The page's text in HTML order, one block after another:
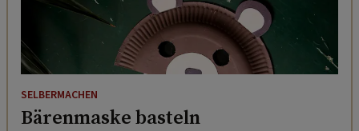
SELBERMACHEN
Bärenmaske basteln